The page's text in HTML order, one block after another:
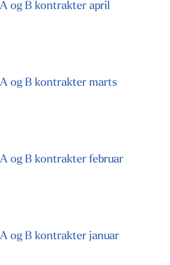
og B kontrakter april
og B kontrakter marts
og B kontrakter februar
og B kontrakter januar